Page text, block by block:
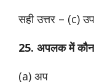
सही उत्तर – (c) उप
25. अपलक में
(a) अप